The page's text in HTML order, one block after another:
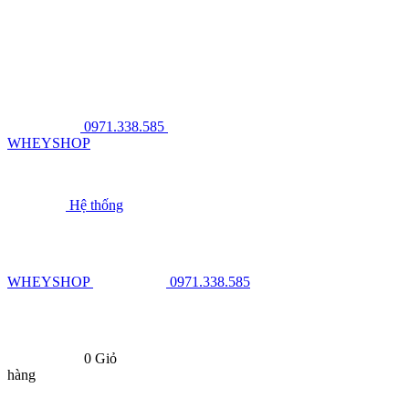
0971.338.585
WHEYSHOP
Hệ thống
WHEYSHOP 0971.338.585
0 Giỏ
hàng